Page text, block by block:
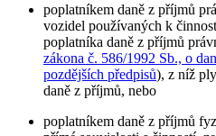
poplatníkem daně z příjmů
vozidel používaných k
poplatníka daně z příjmů
zákona č. 586/1992 Sb., o
pozdějších předpisů), z níž
daně z příjmů, nebo
poplatníkem daně z příjmů